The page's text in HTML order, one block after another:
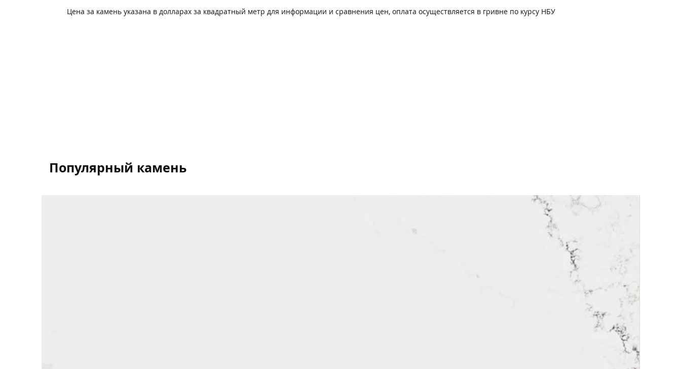
Цена за камень указана в долларах за квадратный метр для информации и сравнения цен, оплата осуществляется в гривне по курсу НБУ
Популярный камень